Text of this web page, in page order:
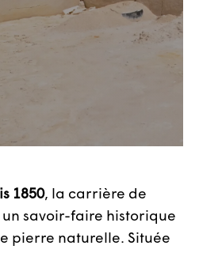
1850, la carrière de
savoir-faire historique
pierre naturelle. Située